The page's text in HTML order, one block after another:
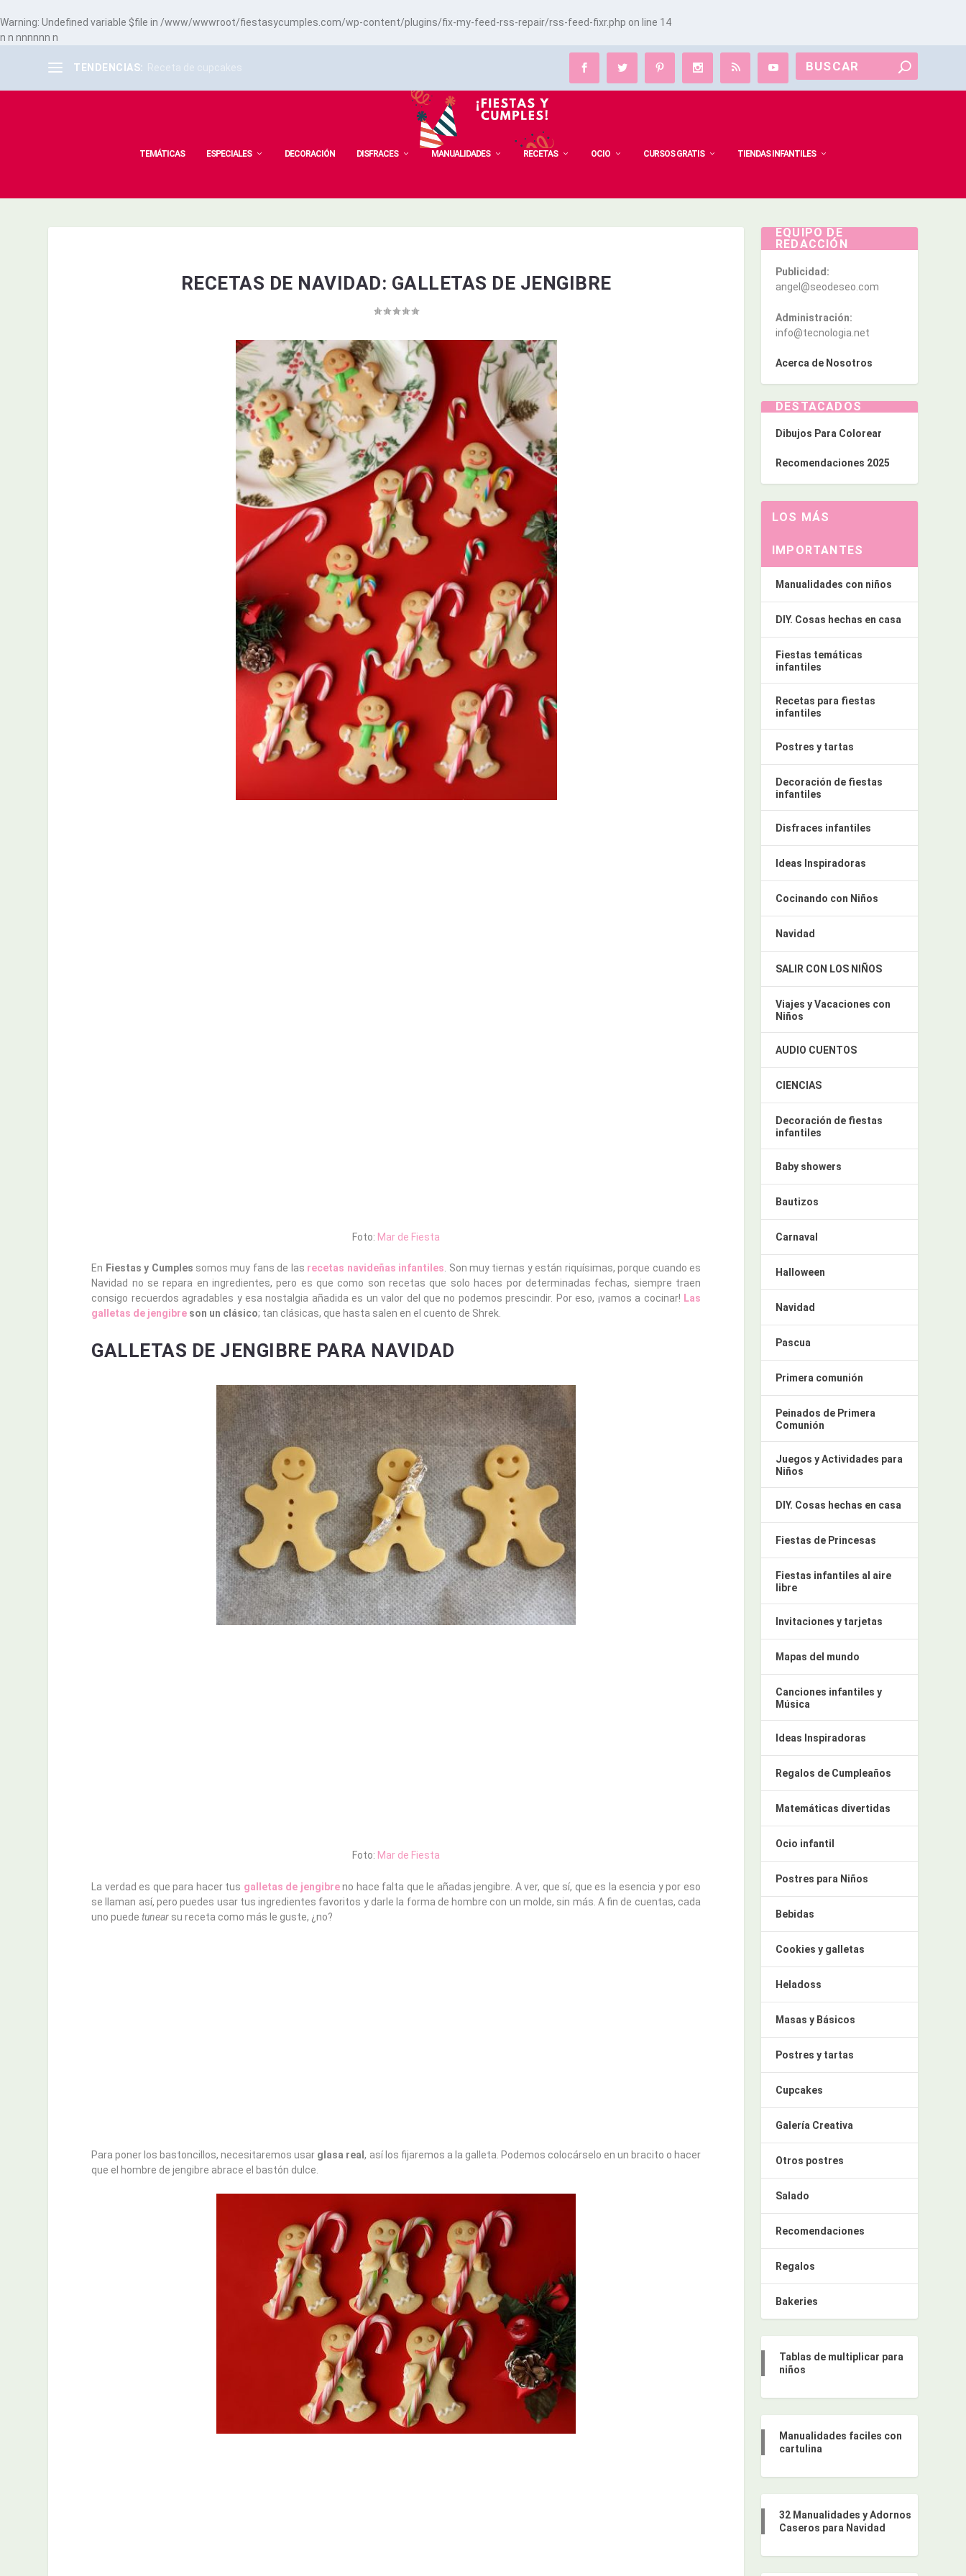
Warning: Undefined variable $file in /www/wwwroot/fiestasycumples.com/wp-content/plugins/fix-my-feed-rss-repair/rss-feed-fixr.php on line 14
n n nnnnnn n
TENDENCIAS: Receta de cupcakes
TEMÁTICAS ESPECIALES DECORACIÓN DISFRACES MANUALIDADES RECETAS OCIO CURSOS GRATIS TIENDAS INFANTILES
RECETAS DE NAVIDAD: GALLETAS DE JENGIBRE
Foto: Mar de Fiesta
En Fiestas y Cumples somos muy fans de las recetas navideñas infantiles. Son muy tiernas y están riquísimas, porque cuando es
Navidad no se repara en ingredientes, pero es que como son recetas que solo haces por determinadas fechas, siempre traen
consigo recuerdos agradables y esa nostalgia añadida es un valor del que no podemos prescindir. Por eso, ¡vamos a cocinar! Las
galletas de jengibre son un clásico; tan clásicas, que hasta salen en el cuento de Shrek.
GALLETAS DE JENGIBRE PARA NAVIDAD
Foto: Mar de Fiesta
La verdad es que para hacer tus galletas de jengibreno hace falta que le añadas jengibre. A ver, que sí, que es la esencia y por eso
se llaman así, pero puedes usar tus ingredientes favoritos y darle la forma de hombre con un molde, sin más. A fin de cuentas, cada
uno puedetunear su receta como más le guste, ¿no?
Para poner los bastoncillos, necesitaremos usar glasa real, así los fijaremos a la galleta. Podemos colocárselo en un bracito o hacer
que el hombre de jengibre abrace el bastón dulce.
EQUIPO DE
REDACCIÓN
Publicidad:
angel@seodeseo.com
Administración:
info@tecnologia.net
Acerca de Nosotros
DESTACADOS
Dibujos Para Colorear
Recomendaciones 2025
LOS MÁS
IMPORTANTES
Manualidades con niños
DIY. Cosas hechas en casa
Fiestas temáticas
infantiles
Recetas para fiestas
infantiles
Postres y tartas
Decoración de fiestas
infantiles
Disfraces infantiles
Ideas Inspiradoras
Cocinando con Niños
Navidad
SALIR CON LOS NIÑOS
Viajes y Vacaciones con
Niños
AUDIO CUENTOS
CIENCIAS
Decoración de fiestas
infantiles
Baby showers
Bautizos
Carnaval
Halloween
Navidad
Pascua
Primera comunión
Peinados de Primera
Comunión
Juegos y Actividades para
Niños
DIY. Cosas hechas en casa
Fiestas de Princesas
Fiestas infantiles al aire
libre
Invitaciones y tarjetas
Mapas del mundo
Canciones infantiles y
Música
Ideas Inspiradoras
Regalos de Cumpleaños
Matemáticas divertidas
Ocio infantil
Postres para Niños
Bebidas
Cookies y galletas
Heladoss
Masas y Básicos
Postres y tartas
Cupcakes
Galería Creativa
Otros postres
Salado
Recomendaciones
Regalos
Bakeries
Tablas de multiplicar para
niños
Manualidades faciles con
cartulina
32 Manualidades y Adornos
Caseros para Navidad